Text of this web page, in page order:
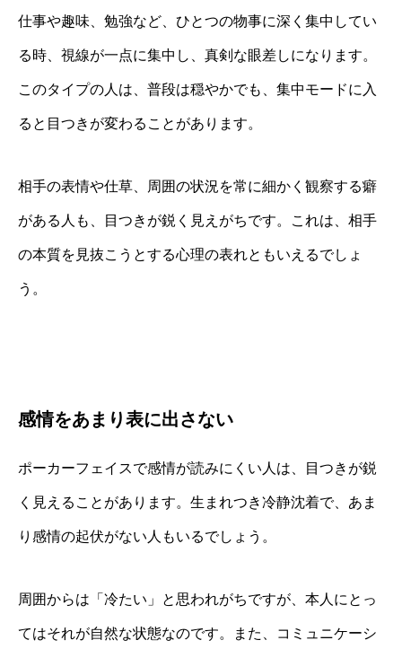
仕事や趣味、勉強など、ひとつの物事に深く集中してい
る時、視線が一点に集中し、真剣な眼差しになります。
このタイプの人は、普段は穏やかでも、集中モードに入
ると目つきが変わることがあります。
相手の表情や仕草、周囲の状況を常に細かく観察する癖
がある人も、目つきが鋭く見えがちです。これは、相手
の本質を見抜こうとする心理の表れともいえるでしょ
う。
感情をあまり表に出さない
ポーカーフェイスで感情が読みにくい人は、目つきが鋭
く見えることがあります。生まれつき冷静沈着で、あま
り感情の起伏がない人もいるでしょう。
周囲からは「冷たい」と思われがちですが、本人にとっ
てはそれが自然な状態なのです。また、コミュニケーシ